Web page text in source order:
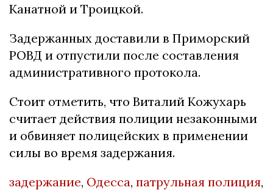
Канатной и Троицкой.
Задержанных доставили в Приморский
РОВД и отпустили после составления
административного протокола.
Стоит отметить, что Виталий Кожухарь
считает действия полиции незаконными
и обвиняет полицейских в применении
силы во время задержания.
задержание, Одесса, патрульная полиция,